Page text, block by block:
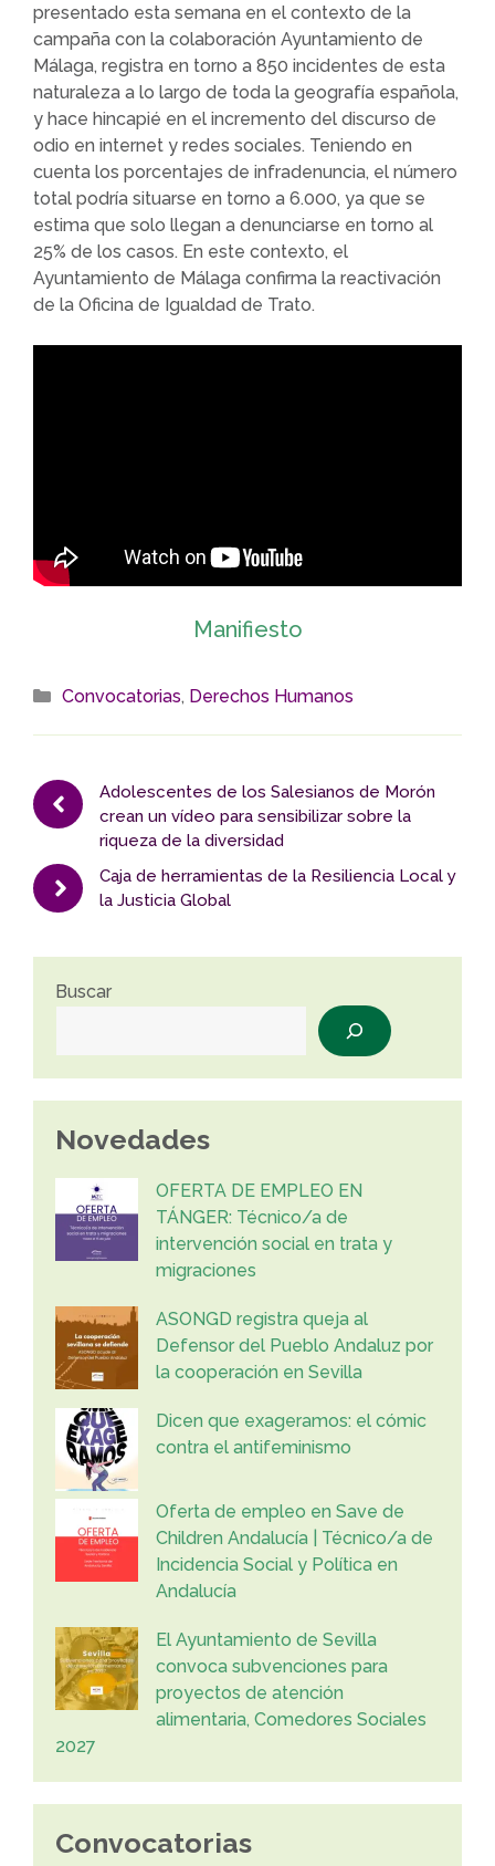
presentado esta semana en el contexto de la
campaña con la colaboración Ayuntamiento de
Málaga, registra en torno a 850 incidentes de esta
naturaleza a lo largo de toda la geografía española,
y hace hincapié en el incremento del discurso de
odio en internet y redes sociales. Teniendo en
cuenta los porcentajes de infradenuncia, el número
total podría situarse en torno a 6.000, ya que se
estima que solo llegan a denunciarse en torno al
25% de los casos. En este contexto, el
Ayuntamiento de Málaga confirma la reactivación
de la Oficina de Igualdad de Trato.
Manifiesto
Categorías
Convocatorias, Derechos Humanos
Adolescentes de los Salesianos de Morón
crean un vídeo para sensibilizar sobre la
riqueza de la diversidad
Caja de herramientas de la Resiliencia Local y
la Justicia Global
Buscar
Novedades
OFERTA DE EMPLEO EN
TÁNGER: Técnico/a de
intervención social en trata y
migraciones
ASONGD registra queja al
Defensor del Pueblo Andaluz por
la cooperación en Sevilla
Dicen que exageramos: el cómic
contra el antifeminismo
Oferta de empleo en Save de
Children Andalucía | Técnico/a de
Incidencia Social y Política en
Andalucía
El Ayuntamiento de Sevilla
convoca subvenciones para
proyectos de atención
alimentaria, Comedores Sociales
2027
Convocatorias